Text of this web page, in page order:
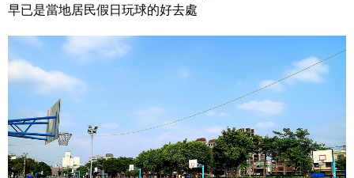
早已是當地居民假日玩球的好去處